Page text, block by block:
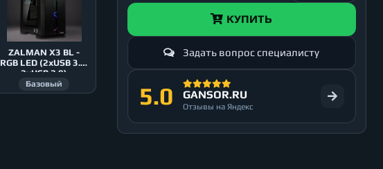
ZALMAN X3 BL -
RGB LED (2xUSB 3.0,
2xUSB 2.0)
Базовый
КУПИТЬ
Задать вопрос специалисту
5.0 GANSOR.RU
Отзывы на Яндекс